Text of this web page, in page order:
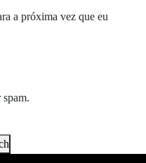
a próxima vez que eu